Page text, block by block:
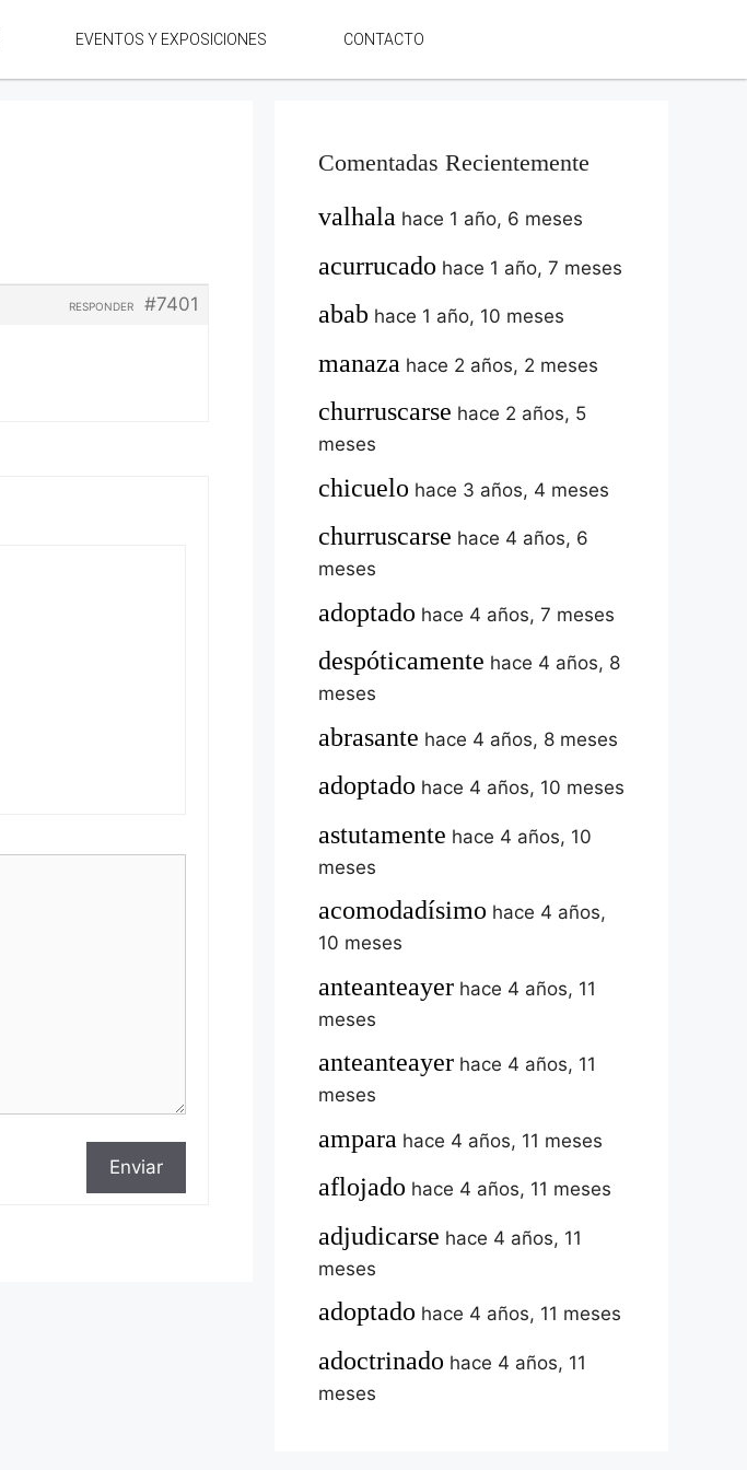
EVENTOS Y EXPOSICIONES CONTACTO
#7401
RESPONDER
Enviar
Comentadas Recientemente
valhala hace 1 año, 6 meses
acurrucado hace 1 año, 7 meses
abab hace 1 año, 10 meses
manaza hace 2 años, 2 meses
churruscarse hace 2 años, 5
meses
chicuelo hace 3 años, 4 meses
churruscarse hace 4 años, 6
meses
adoptado hace 4 años, 7 meses
despóticamente hace 4 años, 8
meses
abrasante hace 4 años, 8 meses
adoptado hace 4 años, 10 meses
astutamente hace 4 años, 10
meses
acomodadísimo hace 4 años,
10 meses
anteanteayer hace 4 años, 11
meses
anteanteayer hace 4 años, 11
meses
ampara hace 4 años, 11 meses
aflojado hace 4 años, 11 meses
adjudicarse hace 4 años, 11
meses
adoptado hace 4 años, 11 meses
adoctrinado hace 4 años, 11
meses